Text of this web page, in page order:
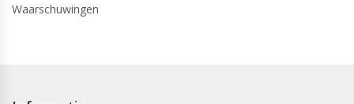
Waarschuwingen